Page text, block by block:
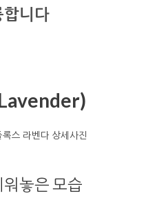
합니다
워놓은 모습